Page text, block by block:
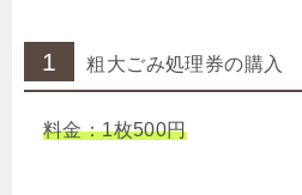
1 粗大ごみ処理券の購入
料金：1枚500円